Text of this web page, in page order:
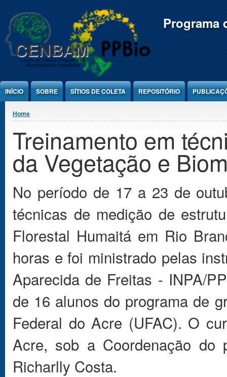
Programa
INÍCIO SOBRE SÍTIOS DE COLETA REPOSITÓRIO
You are here
Home
Treinamento em
da Vegetação e
No período de 17 a 23 de
técnicas de medição de
Florestal Humaitá em Rio
horas e foi ministrado pelas
Aparecida de Freitas - INPA/
de 16 alunos do programa de
Federal do Acre (UFAC). O
Acre, sob a Coordenação do
Richarlly Costa.